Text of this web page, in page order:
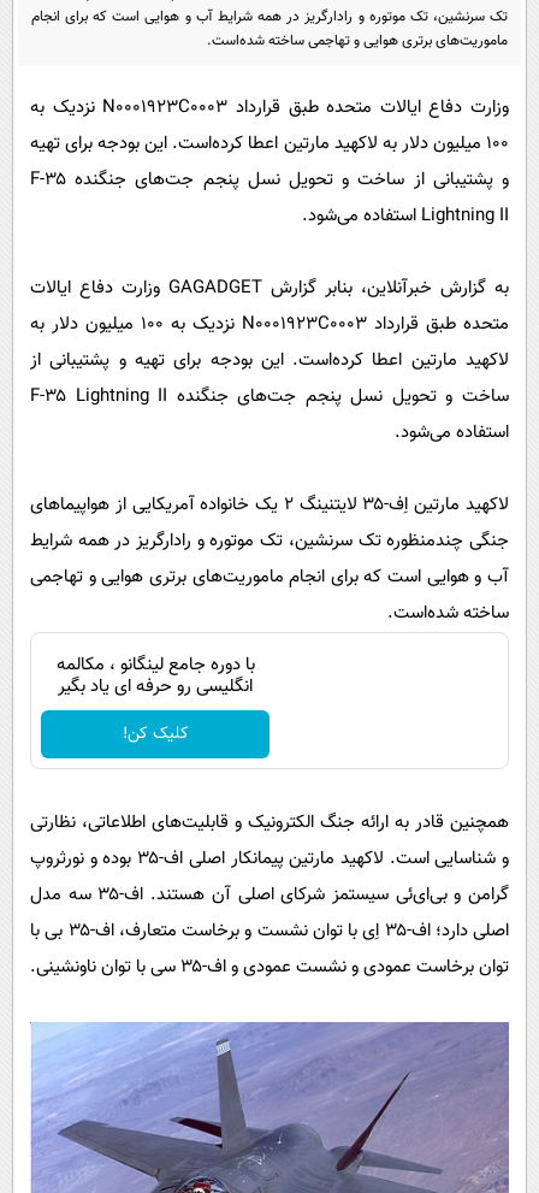
سرگرمی
گوناگون
حوادث
محیط زیست
فرهنگی
بین الملل
اجتماعی
حیات وحش
آشپزی
دانلود
تک سرنشین، تک موتوره و رادارگریز در همه شرایط آب و هوایی است که برای انجام
ماموریت‌های برتری هوایی و تهاجمی ساخته شده‌است.
وزارت دفاع ایالات متحده طبق قرارداد N۰۰۰۱۹۲۳C۰۰۰۳ نزدیک به
۱۰۰ میلیون دلار به لاکهید مارتین اعطا کرده‌است. این بودجه برای تهیه
و پشتیبانی از ساخت و تحویل نسل پنجم جت‌های جنگنده F-۳۵
Lightning II استفاده می‌شود.
به گزارش خبرآنلاین، بنابر گزارش GAGADGET وزارت دفاع ایالات
متحده طبق قرارداد N۰۰۰۱۹۲۳C۰۰۰۳ نزدیک به ۱۰۰ میلیون دلار به
لاکهید مارتین اعطا کرده‌است. این بودجه برای تهیه و پشتیبانی از
ساخت و تحویل نسل پنجم جت‌های جنگنده F-۳۵ Lightning II
استفاده می‌شود.
لاکهید مارتین اِف-۳۵ لایتنینگ ۲ یک خانواده آمریکایی از هواپیماهای
جنگی چندمنظوره تک سرنشین، تک موتوره و رادارگریز در همه شرایط
آب و هوایی است که برای انجام ماموریت‌های برتری هوایی و تهاجمی
ساخته شده‌است.
با دوره جامع لینگانو ، مکالمه
انگلیسی رو حرفه ای یاد بگیر
کلیک کن!
همچنین قادر به ارائه جنگ الکترونیک و قابلیت‌های اطلاعاتی، نظارتی
و شناسایی است. لاکهید مارتین پیمانکار اصلی اف-۳۵ بوده و نورثروپ
گرامن و بی‌ای‌ئی سیستمز شرکای اصلی آن هستند. اف-۳۵ سه مدل
اصلی دارد؛ اف-۳۵ اِی با توان نشست و برخاست متعارف، اف-۳۵ بی با
توان برخاست عمودی و نشست عمودی و اف-۳۵ سی با توان ناونشینی.